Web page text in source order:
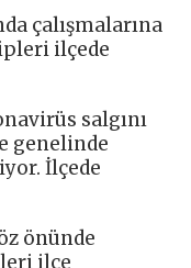
çalışmalarına
ilçede
salgını
genelinde
İlçede
önünde
ilçe